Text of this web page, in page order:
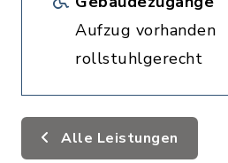
Aufzug vorhanden
rollstuhlgerecht
Alle Leistungen